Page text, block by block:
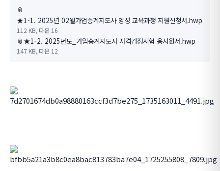
📎
★1-1. 2025년 02월가업승계지도사 양성 교육과정 지원신청서.hwp
112 KB, 다운 16
📎★1-2. 2025년도_가업승계지도사 자격검정시험 응시원서.hwp
147 KB, 다운 12